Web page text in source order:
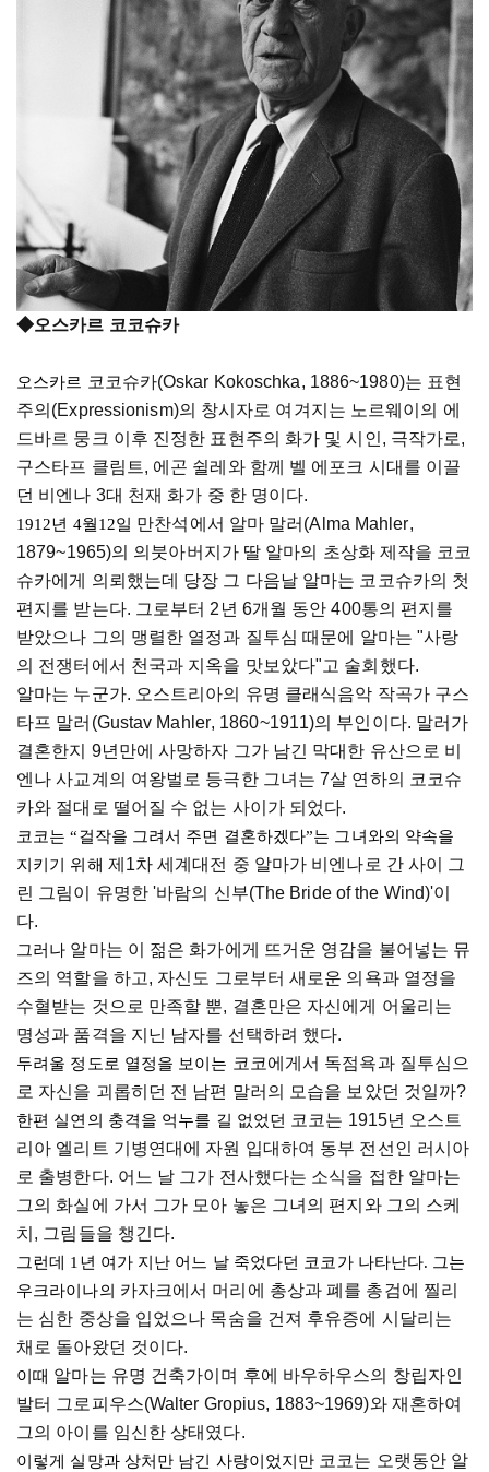
◆오스카르 코코슈카
오스카르 코코슈카(Oskar Kokoschka, 1886~1980)는 표현
주의(Expressionism)의 창시자로 여겨지는 노르웨이의 에
드바르 뭉크 이후 진정한 표현주의 화가 및 시인, 극작가로,
구스타프 클림트, 에곤 쉴레와 함께 벨 에포크 시대를 이끌
던 비엔나 3대 천재 화가 중 한 명이다.
1912년 4월12일 만찬석에서 알마 말러 (Alma Mahler,
1879~1965)의 의붓아버지 가 딸 알마의 초상화 제작을 코코
슈카에게
의뢰했는데 당장 그 다음날 알마는
편지를 받는다. 그로부터 2 년 6개월 동안 400통의 편지를
받았으나 그의 맹렬한 열정과 질투심 때문에 알마는 "사랑
의 전쟁터에서 천국과 지옥을 맛보았다"고 술회했다.
알마는 누군가. 오스트리아의 유명 클래식음악 작곡가 구스
타프 말러(Gustav Mahler, 1860~1911)의 부인이다. 말러가
결혼한지 9년만에 사망하자 그가 남긴 막대한 유산으로 비
엔나 사교계의 여왕벌로 등극한 그녀는 7살 연하의 코코슈
카와 절대로 떨어질 수 없는 사이가 되었다.
코코는 “걸작을 그려서 주면 결혼하겠다”는 그녀와의 약속을
지키기 위해 제1차 세계대전 중 알마가 비엔나로 간 사이 그
린 그림이 유명한 '바람의 신부(The Bride of the Wind)'이
다.
그러나 알마는 이 젊은 화가에게 뜨거운 영감을 불어넣는 뮤
수혈받는 것으로 만족할 뿐, 결혼만은 자신에게 어울리는
명성과 품격을 지닌 남자를 선택하려 했다.
두려울 정도로 열정을 보이는 코코에게서 독점욕과 질투심으
로 자신을 괴롭히던 전 남편 말러의 모습을 보았던 것일까?
한편 실연의 충격을 억누를 길 없었던 코코는 1915년 오스트
리아 엘리트 기병연대에 자원 입대하여 동부 전선인 러시아
로 출병한다. 어느 날 그가 전사했다는 소식을 접한 알마는
그의 화실에 가서 그가 모아 놓은 그녀의 편지와 그의 스케
치, 그림들을 챙긴다.
그런데 1년 여가 지난 어느 날 죽었다던 코코가 나타난다. 그는
우크라이나의 카자크에서 머리에 총상과 폐를 총검에 찔리
는 심한 중상을 입었으나 목숨을 건져 후유증에 시달리는
채로 돌아왔던 것이다.
이때 알마는 유명 건축가이며 후에 바우하우스의 창립자인
발터 그로피우스(Walter Gropius, 1883~1969)와 재혼하여
그의 아이를 임신한 상태였다.
이렇게 실망과 상처만 남긴 사랑이었지만 코코는 오랫동안 알